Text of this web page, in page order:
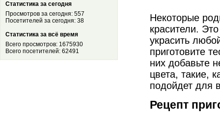
Статистика за сегодня
Просмотров за сегодня: 557
Посетителей за сегодня: 38
Статистика за всё время
Всего просмотров: 1675930
Всего посетителей: 62491
Некоторые
красители.
украсить
приготовите
них добавьте
цвета, такие,
подойдет для
Рецепт